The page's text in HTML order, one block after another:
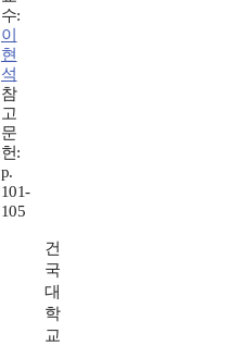
수:
이
현
석
참
고
문
헌:
p.
101-
105
건
국
대
학
교